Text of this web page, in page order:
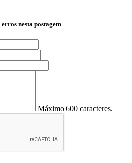
nesta postagem
Máximo 600 caracteres.